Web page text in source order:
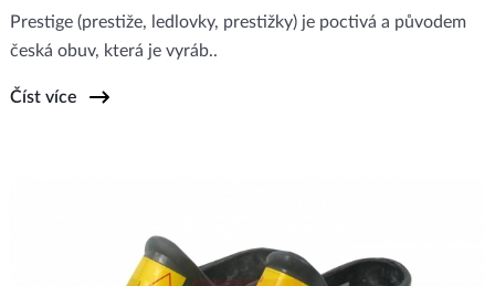
Prestige (prestiže, ledlovky, prestižky) je poctivá a původem
česká obuv, která je vyráb..
Číst více